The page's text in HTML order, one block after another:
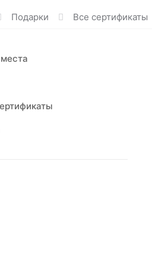
Подарки Все сертификаты